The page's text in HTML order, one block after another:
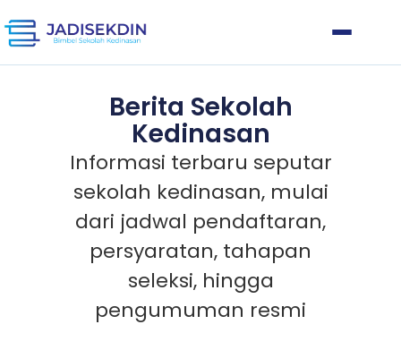
Berita Sekolah
Kedinasan
Informasi terbaru seputar
sekolah kedinasan, mulai
dari jadwal pendaftaran,
persyaratan, tahapan
seleksi, hingga
pengumuman resmi